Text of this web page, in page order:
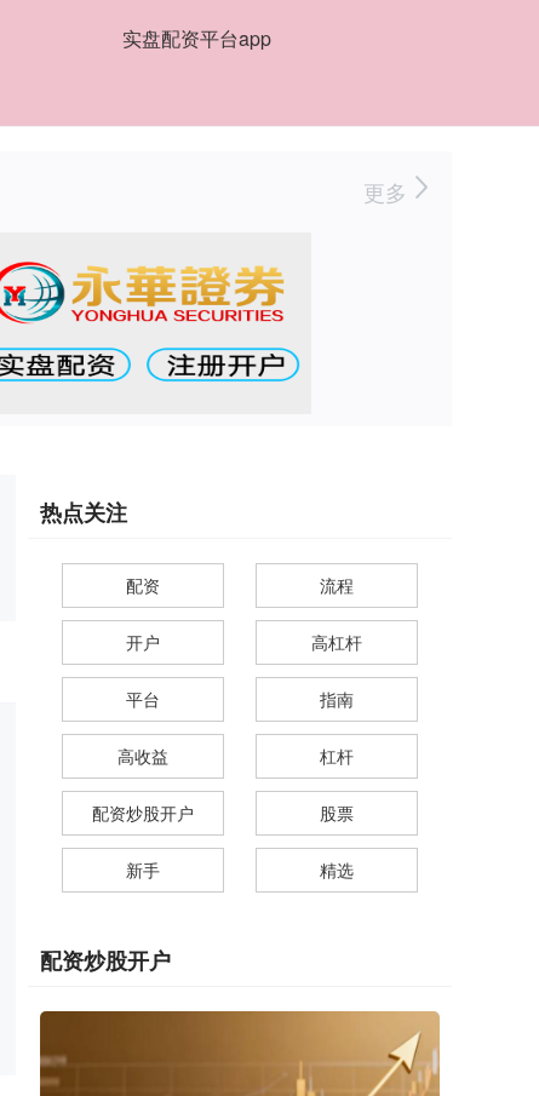
实盘配资平台app
更多
热点关注
配资 流程
开户 高杠杆
平台 指南
高收益 杠杆
配资炒股开户 股票
新手 精选
配资炒股开户